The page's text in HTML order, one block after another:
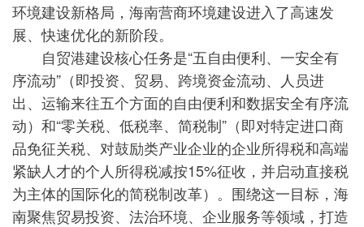
环境建设新格局，海南营商环境建设进入了高速发
展、快速优化的新阶段。
自贸港建设核心任务是“五自由便利、一安全有
序流动”（即投资、贸易、跨境资金流动、人员进
出、运输来往五个方面的自由便利和数据安全有序流
动）和“零关税、低税率、简税制”（即对特定进口商
品免征关税、对鼓励类产业企业的企业所得税和高端
紧缺人才的个人所得税减按15%征收，并启动直接税
为主体的国际化的简税制改革）。围绕这一目标，海
南聚焦贸易投资、法治环境、企业服务等领域，打造